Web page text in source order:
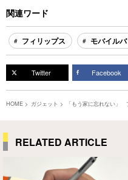
関連ワード
フィリップス モバイル
Twitter Facebook
HOME ガジェット
「もう家に忘れない」
RELATED ARTICLE